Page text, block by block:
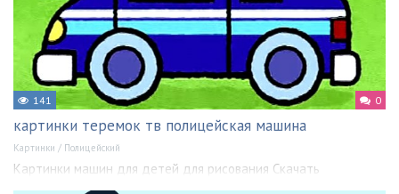
141 0
картинки теремок тв полицейская машина
Картинки / Полицейский
Картинки машин для детей для рисования Скачать